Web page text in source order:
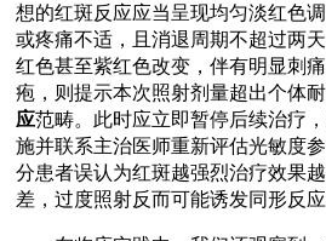
想的红斑反应应当呈现均匀淡红色
或疼痛不适，且消退周期不超过两
红色甚至紫红色改变，伴有明显刺
疱，则提示本次照射剂量超出个体
应范畴。此时应立即暂停后续治疗
施并联系主治医师重新评估光敏度
分患者误认为红斑越强烈治疗效果
差，过度照射反而可能诱发同形反应